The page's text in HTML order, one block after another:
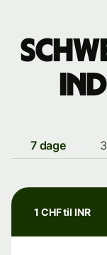
7 dage
1 CHF til INR